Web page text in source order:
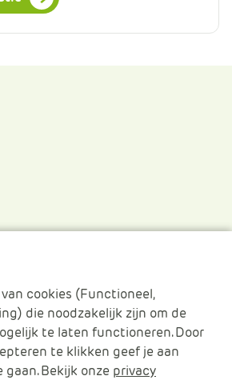
cookies (Functioneel,
die noodzakelijk zijn om de
te laten functioneren. Door
te klikken geef je aan
Bekijk onze privacy